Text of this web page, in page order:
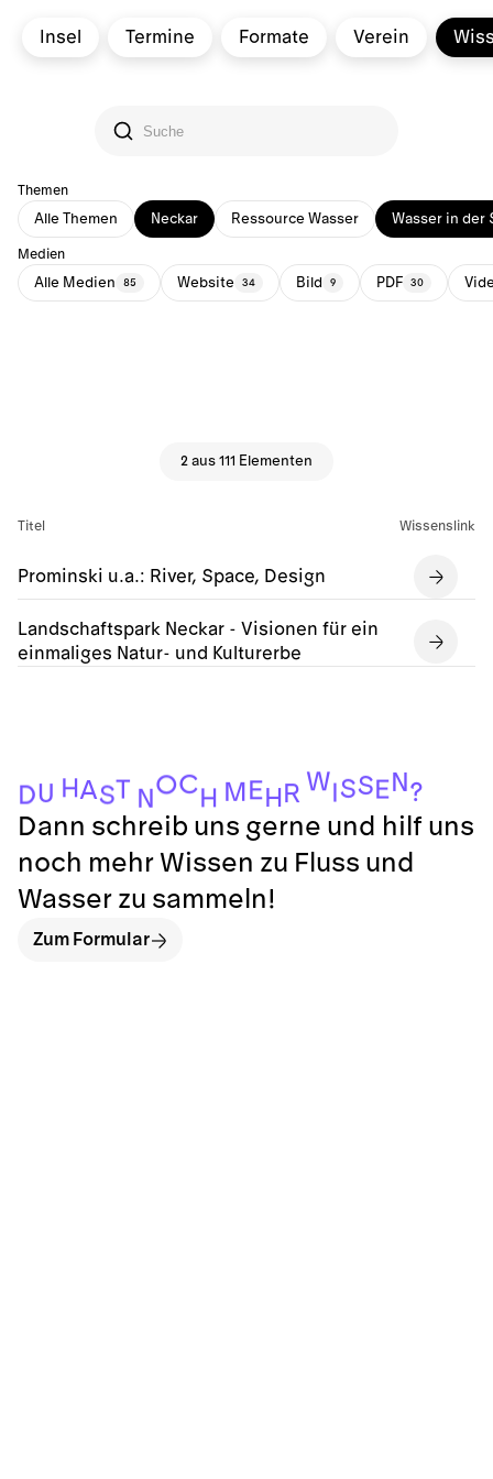
Insel Termine Formate Verein
Themen
Alle Themen Neckar Ressource Wasser Wasser in der
Medien
Alle Medien 85 Website 34 Bild 9 PDF 30
2 aus 111 Elementen
Titel Wissenslink
Prominski u.a.: River, Space, Design
Landschaftspark Neckar - Visionen für ein
einmaliges Natur- und Kulturerbe
DU HAST N OCH M E H R W SS E N ?
Dann schreib uns gerne und hilf uns
noch mehr Wissen zu Fluss und
Wasser zu sammeln!
Zum Formular